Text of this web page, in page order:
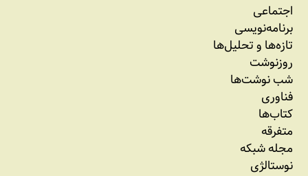
اجتماعی
برنامه‏‌نویسی
تازه‌‌ها و تحلیل‌ها
روزنوشت
شب نوشت‌ها
فناوری
کتاب‌ها
متفرقه
مجله شبکه
نوستالژی